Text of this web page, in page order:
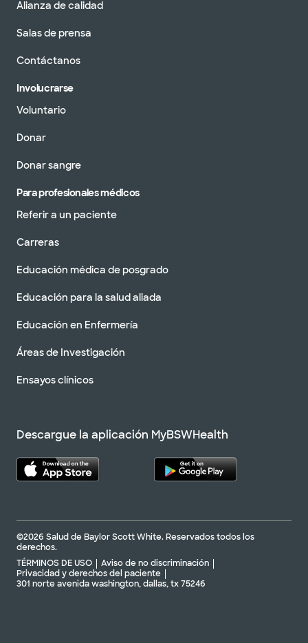
Alianza de calidad
Salas de prensa
Contáctanos
Involucrarse
Voluntario
Donar
Donar sangre
Para profesionales médicos
Referir a un paciente
Carreras
Educación médica de posgrado
Educación para la salud aliada
Educación en Enfermería
Áreas de Investigación
Ensayos clínicos
Descargue la aplicación MyBSWHealth
©2026 Salud de Baylor Scott White. Reservados todos los
derechos.
TÉRMINOS DE USO
Aviso de no discriminación
Privacidad y derechos del paciente
301 norte avenida washington, dallas, tx 75246